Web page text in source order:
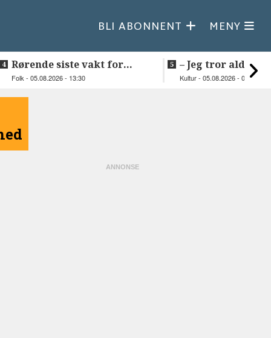
BLI ABONNENT MENY
Rørende siste vakt for
Inge på Helnessund-kaia
Folk - 05.08.2026 - 13:30
–⁠ Jeg tror aldri
så vakker natur
Kultur - 05.08.2026 - 09:20